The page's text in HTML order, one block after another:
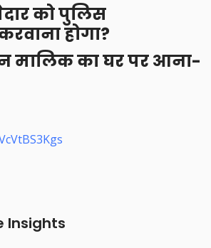
को पुलिस
होगा?
मालिक का घर पर आना-
Insights